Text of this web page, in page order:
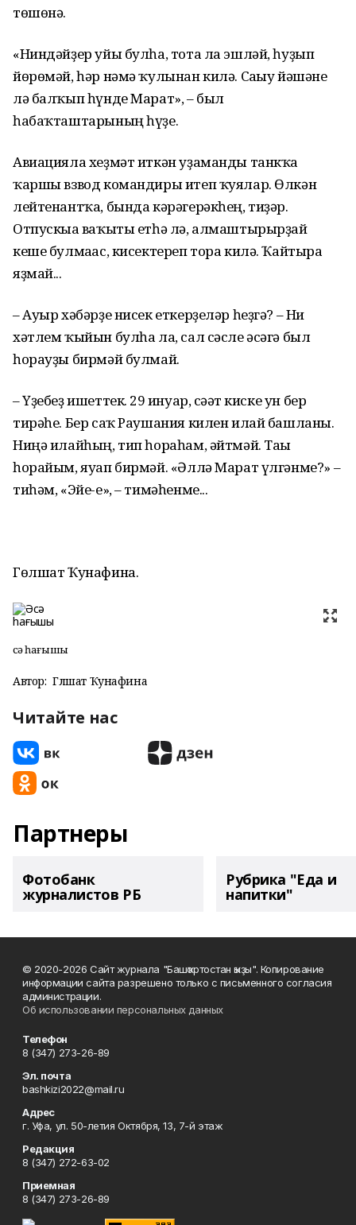
төшөнә.
«Ниндәйҙер уйы булһа, тота ла эшләй, һуҙып
йөрөмәй, һәр нәмә ҡулынан килә. Сағыу йәшәне
лә балҡып һүнде Марат», – был
һабаҡташтарының һүҙе.
Авиацияла хеҙмәт иткән уҙаманды танкҡа
ҡаршы взвод командиры итеп ҡуялар. Өлкән
лейтенантҡа, бында кәрәгерәкһең, тиҙәр.
Отпускыға ваҡыты етһә лә, алмаштырырҙай
кеше булмағас, кисектереп тора килә. Ҡайтырға
яҙмай...
– Ауыр хәбәрҙе нисек еткерҙеләр һеҙгә? – Ни
хәтлем ҡыйын булһа ла, сал сәсле әсәгә был
һорауҙы бирмәй булмай.
– Үҙебеҙ ишеттек. 29 ғинуар, сәғәт киске ун бер
тирәһе. Бер саҡ Раушания килен илай башланы.
Ниңә илайһың, тип һораһам, әйтмәй. Тағы
һорайым, яуап бирмәй. «Әллә Марат үлгәнме?» –
тиһәм, «Эйе-е», – тимәһенме...
Гөлшат Ҡунафина.
Әсә һағышы
Автор: Гөлшат Ҡунафина
Читайте нас
Партнеры
Фотобанк
журналистов РБ
Рубрика "Еда и
напитки"
© 2020-2026 Сайт журнала "Башҡортостан ҡыҙы". Копирование
информации сайта разрешено только с письменного согласия
администрации.
Об использовании персональных данных
Телефон
8 (347) 273-26-89
Эл. почта
bashkizi2022@mail.ru
Адрес
г. Уфа, ул. 50-летия Октября, 13, 7-й этаж
Редакция
8 (347) 272-63-02
Приемная
8 (347) 273-26-89